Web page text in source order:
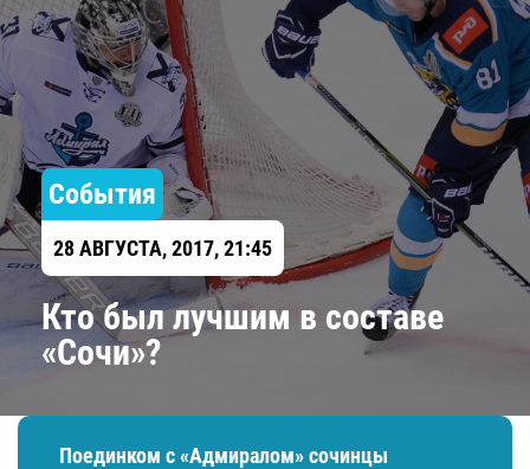
События
28 АВГУСТА, 2017, 21:45
Кто был лучшим в составе
«Сочи»?
Поединком с «Адмиралом» сочинцы